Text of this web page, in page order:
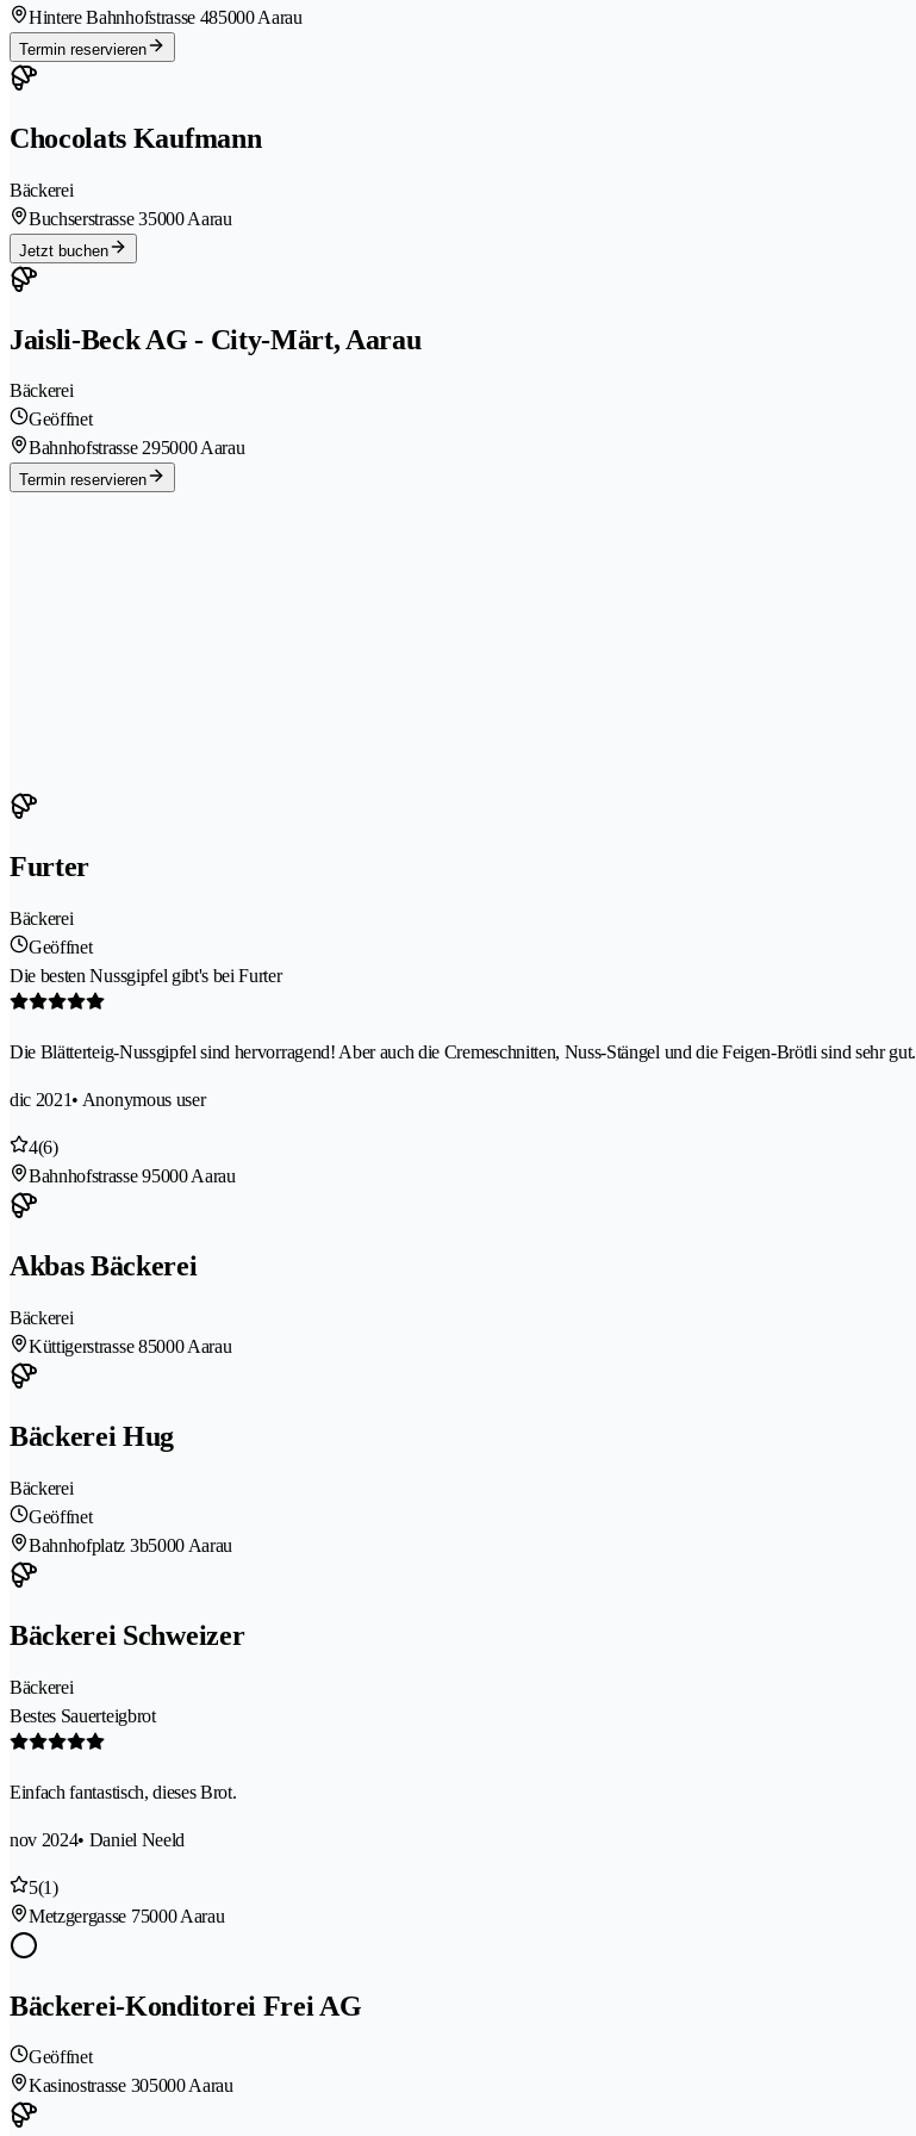
Hintere Bahnhofstrasse 485000 Aarau
Termin reservieren
Chocolats Kaufmann
Bäckerei
Buchserstrasse 35000 Aarau
Jetzt buchen
Jaisli-Beck AG - City-Märt, Aarau
Bäckerei
Geöffnet
Bahnhofstrasse 295000 Aarau
Termin reservieren
Furter
Bäckerei
Geöffnet
Die besten Nussgipfel gibt's bei Furter
Die Blätterteig-Nussgipfel sind hervorragend! Aber auch die Cremeschnitten, Nuss-Stängel und die Feigen-Brötli sind sehr gut.
dic 2021• Anonymous user
4(6)
Bahnhofstrasse 95000 Aarau
Akbas Bäckerei
Bäckerei
Küttigerstrasse 85000 Aarau
Bäckerei Hug
Bäckerei
Geöffnet
Bahnhofplatz 3b5000 Aarau
Bäckerei Schweizer
Bäckerei
Bestes Sauerteigbrot
Einfach fantastisch, dieses Brot.
nov 2024• Daniel Neeld
5(1)
Metzgergasse 75000 Aarau
Bäckerei-Konditorei Frei AG
Geöffnet
Kasinostrasse 305000 Aarau